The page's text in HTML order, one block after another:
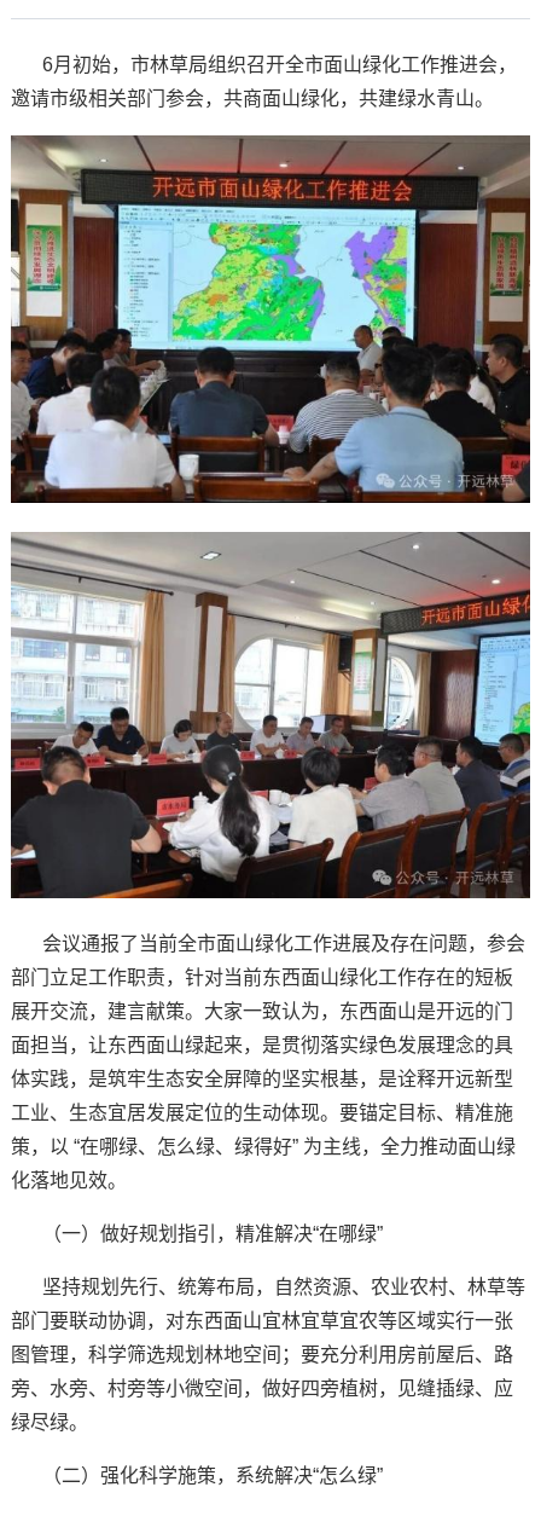
6月初始，市林草局组织召开全市面山绿化工作推进会，
邀请市级相关部门参会，共商面山绿化，共建绿水青山。
会议通报了当前全市面山绿化工作进展及存在问题，参会
部门立足工作职责，针对当前东西面山绿化工作存在的短板
展开交流，建言献策。大家一致认为，东西面山是开远的门
面担当，让东西面山绿起来，是贯彻落实绿色发展理念的具
体实践，是筑牢生态安全屏障的坚实根基，是诠释开远新型
工业、生态宜居发展定位的生动体现。要锚定目标、精准施
策，以 “在哪绿、怎么绿、绿得好” 为主线，全力推动面山绿
化落地见效。
（一）做好规划指引，精准解决“在哪绿”
坚持规划先行、统筹布局，自然资源、农业农村、林草等
部门要联动协调，对东西面山宜林宜草宜农等区域实行一张
图管理，科学筛选规划林地空间；要充分利用房前屋后、路
旁、水旁、村旁等小微空间，做好四旁植树，见缝插绿、应
绿尽绿。
（二）强化科学施策，系统解决“怎么绿”